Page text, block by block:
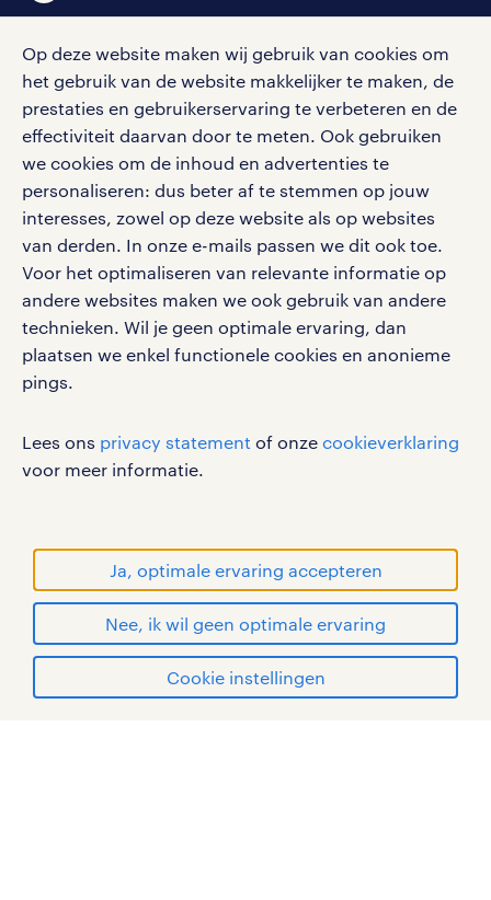
Op deze website maken wij gebruik van cookies om
het gebruik van de website makkelijker te maken, de
prestaties en gebruikerservaring te verbeteren en de
effectiviteit daarvan door te meten. Ook gebruiken
we cookies om de inhoud en advertenties te
personaliseren: dus beter af te stemmen op jouw
interesses, zowel op deze website als op websites
van derden. In onze e-mails passen we dit ook toe.
Voor het optimaliseren van relevante informatie op
andere websites maken we ook gebruik van andere
technieken. Wil je geen optimale ervaring, dan
plaatsen we enkel functionele cookies en anonieme
pings.
Lees ons privacy statement of onze cookieverklaring
voor meer informatie.
Ja, optimale ervaring accepteren
Nee, ik wil geen optimale ervaring
Cookie instellingen
social media
Volg ons voor de leukste content omtrent
vacatures, solliciteren en inspiratie.
werken bij randstad
gebruikersvoorwaarden
privacystatement
cookies
handelsmerken van Randstad N.V.
© Randstad 2026